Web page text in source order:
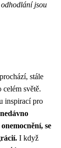
jsou
stále
světě.
inspirací pro
se
I když